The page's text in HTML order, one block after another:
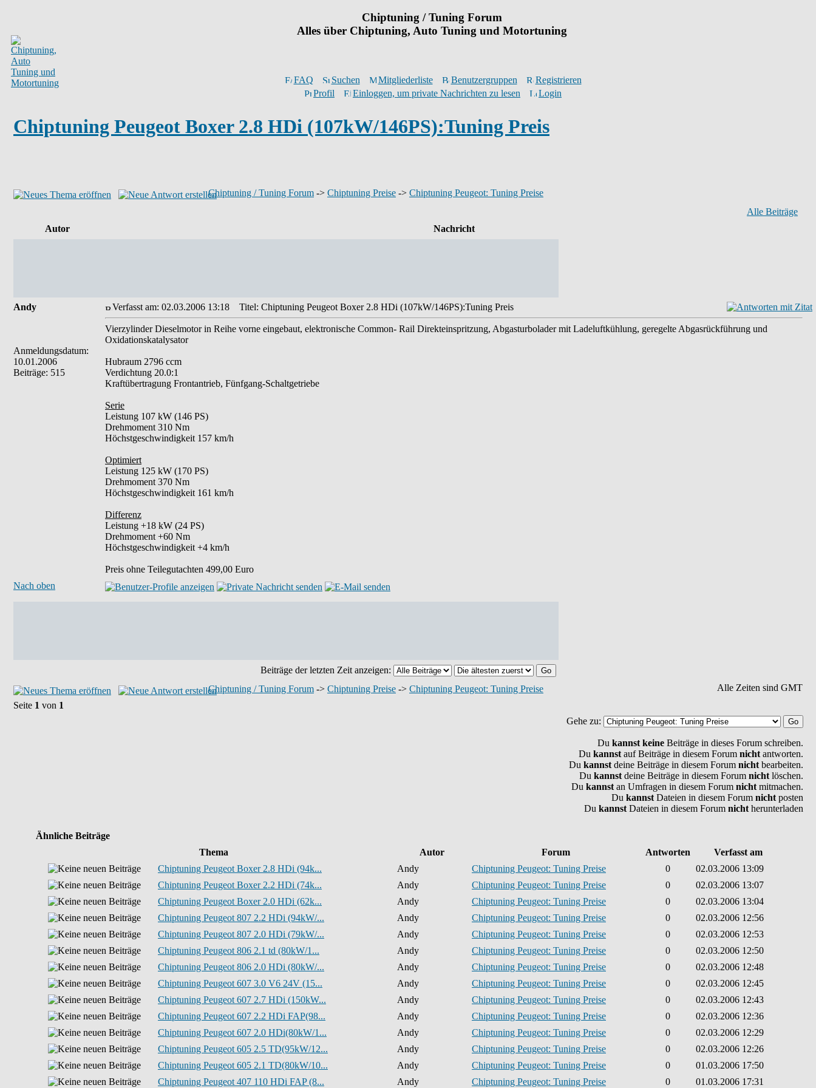
Chiptuning / Tuning Forum
Alles über Chiptuning, Auto Tuning und Motortuning
FAQ Suchen Mitgliederliste Benutzergruppen
Registrieren
Profil
Einloggen, um private Nachrichten zu lesen Login
Chiptuning Peugeot Boxer 2.8 HDi (107kW/146PS):Tuning Preis
Chiptuning / Tuning Forum -> Chiptuning Preise -> Chiptuning Peugeot: Tuning Preise
Alle Beiträge
Autor
Nachricht
Andy
Anmeldungsdatum:
10.01.2006
Beiträge: 515
Verfasst am: 02.03.2006 13:18 Titel: Chiptuning Peugeot Boxer 2.8 HDi (107kW/146PS):Tuning Preis
Vierzylinder Dieselmotor in Reihe vorne eingebaut, elektronische Common- Rail Direkteinspritzung, Abgasturbolader mit Ladeluftkühlung, geregelte Abgasrückführung und
Oxidationskatalysator
Hubraum 2796 ccm
Verdichtung 20.0:1
Kraftübertragung Frontantrieb, Fünfgang-Schaltgetriebe
Serie
Leistung 107 kW (146 PS)
Drehmoment 310 Nm
Höchstgeschwindigkeit 157 km/h
Optimiert
Leistung 125 kW (170 PS)
Drehmoment 370 Nm
Höchstgeschwindigkeit 161 km/h
Differenz
Leistung +18 kW (24 PS)
Drehmoment +60 Nm
Höchstgeschwindigkeit +4 km/h
Preis ohne Teilegutachten 499,00 Euro
Nach oben
Beiträge der letzten Zeit anzeigen:
Chiptuning / Tuning Forum -> Chiptuning Preise -> Chiptuning Peugeot: Tuning Preise
Alle Zeiten sind GMT
Seite 1 von 1
Gehe zu:
Du kannst keine Beiträge in dieses Forum schreiben.
Du kannst auf Beiträge in diesem Forum nicht antworten.
Du kannst deine Beiträge in diesem Forum nicht bearbeiten.
Du kannst deine Beiträge in diesem Forum nicht löschen.
Du kannst an Umfragen in diesem Forum nicht mitmachen.
Du kannst Dateien in diesem Forum nicht posten
Du kannst Dateien in diesem Forum nicht herunterladen
Ähnliche Beiträge
Thema
Autor Forum Antworten
Verfasst am
Chiptuning Peugeot Boxer 2.8 HDi (94k...
Andy Chiptuning Peugeot: Tuning Preise 0
02.03.2006 13:09
Chiptuning Peugeot Boxer 2.2 HDi (74k...
Andy Chiptuning Peugeot: Tuning Preise 0
02.03.2006 13:07
Chiptuning Peugeot Boxer 2.0 HDi (62k...
Andy Chiptuning Peugeot: Tuning Preise 0
02.03.2006 13:04
Chiptuning Peugeot 807 2.2 HDi (94kW/...
Andy Chiptuning Peugeot: Tuning Preise 0
02.03.2006 12:56
Chiptuning Peugeot 807 2.0 HDi (79kW/...
Andy Chiptuning Peugeot: Tuning Preise 0
02.03.2006 12:53
Chiptuning Peugeot 806 2.1 td (80kW/1...
Andy Chiptuning Peugeot: Tuning Preise 0
02.03.2006 12:50
Chiptuning Peugeot 806 2.0 HDi (80kW/...
Andy Chiptuning Peugeot: Tuning Preise 0
02.03.2006 12:48
Chiptuning Peugeot 607 3.0 V6 24V (15...
Andy Chiptuning Peugeot: Tuning Preise 0
02.03.2006 12:45
Chiptuning Peugeot 607 2.7 HDi (150kW...
Andy Chiptuning Peugeot: Tuning Preise 0
02.03.2006 12:43
Chiptuning Peugeot 607 2.2 HDi FAP(98...
Andy Chiptuning Peugeot: Tuning Preise 0
02.03.2006 12:36
Chiptuning Peugeot 607 2.0 HDi(80kW/1...
Andy Chiptuning Peugeot: Tuning Preise 0
02.03.2006 12:29
Chiptuning Peugeot 605 2.5 TD(95kW/12...
Andy Chiptuning Peugeot: Tuning Preise 0
02.03.2006 12:26
Chiptuning Peugeot 605 2.1 TD(80kW/10...
Andy Chiptuning Peugeot: Tuning Preise 0
01.03.2006 17:50
Chiptuning Peugeot 407 110 HDi FAP (8...
Andy Chiptuning Peugeot: Tuning Preise 0 01.03.2006 17:31